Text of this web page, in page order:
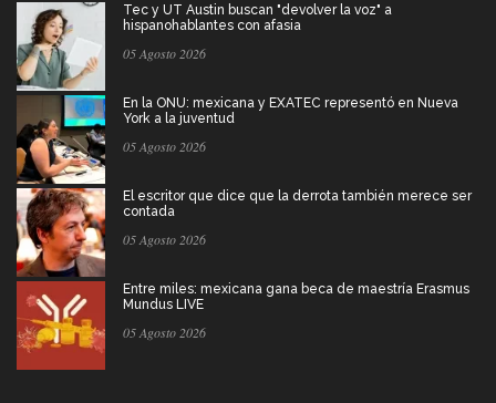
Tec y UT Austin buscan "devolver la voz" a
hispanohablantes con afasia
05 Agosto 2026
En la ONU: mexicana y EXATEC representó en Nueva
York a la juventud
05 Agosto 2026
El escritor que dice que la derrota también merece ser
contada
05 Agosto 2026
Entre miles: mexicana gana beca de maestría Erasmus
Mundus LIVE
05 Agosto 2026